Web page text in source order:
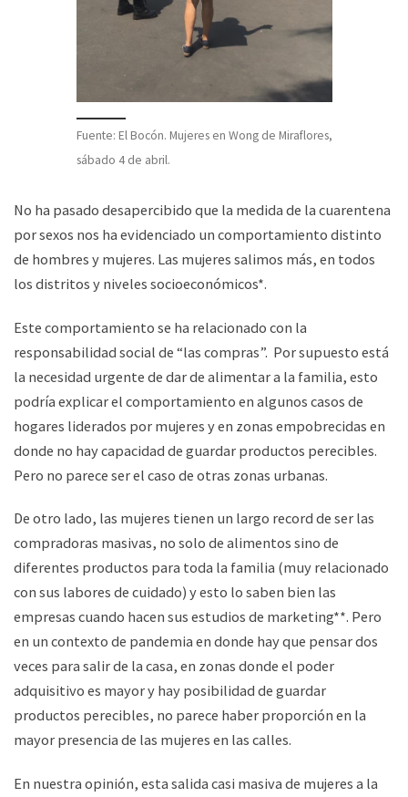
Fuente: El Bocón. Mujeres en Wong de Miraflores,
sábado 4 de abril.
No ha pasado desapercibido que la medida de la cuarentena
por sexos nos ha evidenciado un comportamiento distinto
de hombres y mujeres. Las mujeres salimos más, en todos
los distritos y niveles socioeconómicos*.
Este comportamiento se ha relacionado con la
responsabilidad social de “las compras”. Por supuesto está
la necesidad urgente de dar de alimentar a la familia, esto
podría explicar el comportamiento en algunos casos de
hogares liderados por mujeres y en zonas empobrecidas en
donde no hay capacidad de guardar productos perecibles.
Pero no parece ser el caso de otras zonas urbanas.
De otro lado, las mujeres tienen un largo record de ser las
compradoras masivas, no solo de alimentos sino de
diferentes productos para toda la familia (muy relacionado
con sus labores de cuidado) y esto lo saben bien las
empresas cuando hacen sus estudios de marketing**. Pero
en un contexto de pandemia en donde hay que pensar dos
veces para salir de la casa, en zonas donde el poder
adquisitivo es mayor y hay posibilidad de guardar
productos perecibles, no parece haber proporción en la
mayor presencia de las mujeres en las calles.
En nuestra opinión, esta salida casi masiva de mujeres a la